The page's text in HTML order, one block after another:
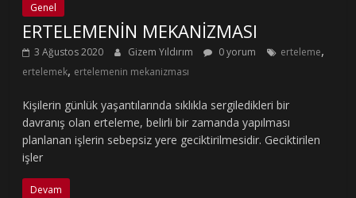
Genel
ERTELEMENİN MEKANİZMASI
3 Ağustos 2020 Gizem Yıldırım 0 yorum erteleme,
ertelemek, ertelemenin mekanizması
Kişilerin günlük yaşantılarında sıklıkla sergiledikleri bir
davranış olan erteleme, belirli bir zamanda yapılması
planlanan işlerin sebepsiz yere geciktirilmesidir. Geciktirilen
işler
Devam